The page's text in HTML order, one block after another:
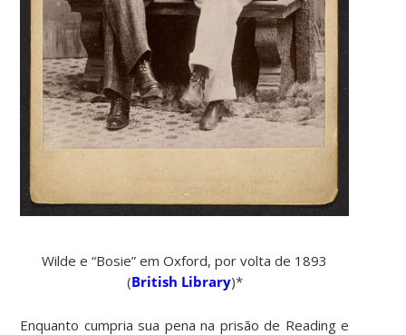
Wilde e “Bosie” em Oxford, por volta de 1893
(British Library)*
Enquanto cumpria sua pena na prisão de Reading e